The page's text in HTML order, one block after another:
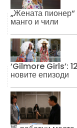
„Жената
манго и чили
‘Gilmore Girls’:
новите епизоди